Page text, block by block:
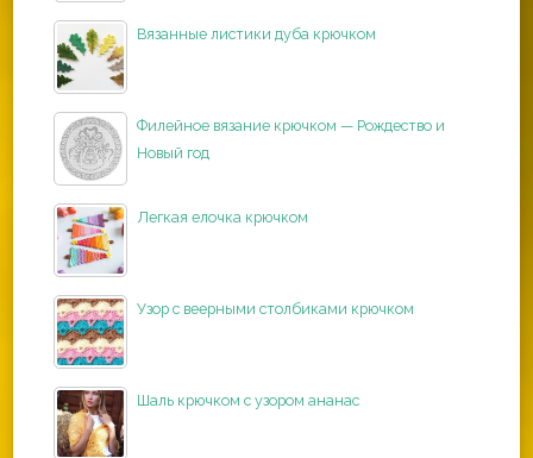
Вязанные листики дуба крючком
Филейное вязание крючком — Рождество и
Новый год
Легкая елочка крючком
Узор с веерными столбиками крючком
Шаль крючком с узором ананас